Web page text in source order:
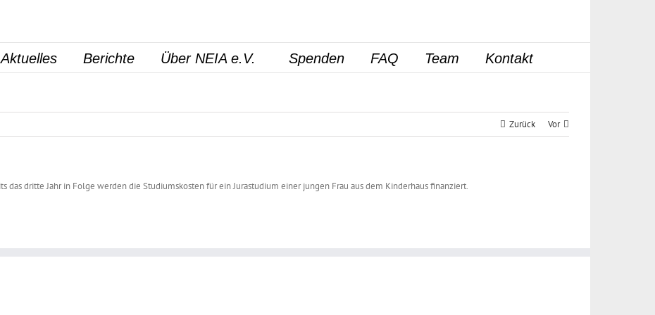
Aktuelles Berichte Über NEIA e.V. Spenden FAQ Team Kontakt
Zurück Vor
das dritte Jahr in Folge werden die Studiumskosten für ein Jurastudium einer jungen Frau aus dem Kinderhaus finanziert.